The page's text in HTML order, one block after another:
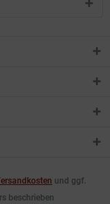
und ggf.
beschrieben